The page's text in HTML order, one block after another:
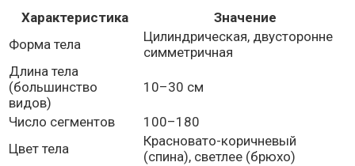
Характеристика
Значение
Форма тела
Цилиндрическая, двусторонне
симметричная
Длина тела
(большинство
видов)
10–30 см
Число сегментов
100–180
Цвет тела
Красновато-коричневый
(спина), светлее (брюхо)